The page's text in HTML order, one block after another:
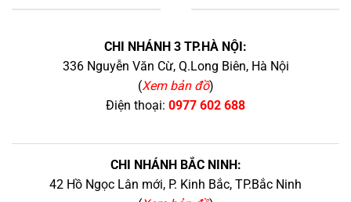
CHI NHÁNH 3 TP.HÀ NỘI:
336 Nguyễn Văn Cừ, Q.Long Biên, Hà Nội
(Xem bản đồ)
Điện thoại: 0977 602 688
CHI NHÁNH BẮC NINH:
42 Hồ Ngọc Lân mới, P. Kinh Bắc, TP.Bắc Ninh